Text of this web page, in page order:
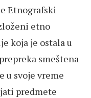
Etnografski
etno
koja je ostala u
smeštena
u svoje vreme
predmete